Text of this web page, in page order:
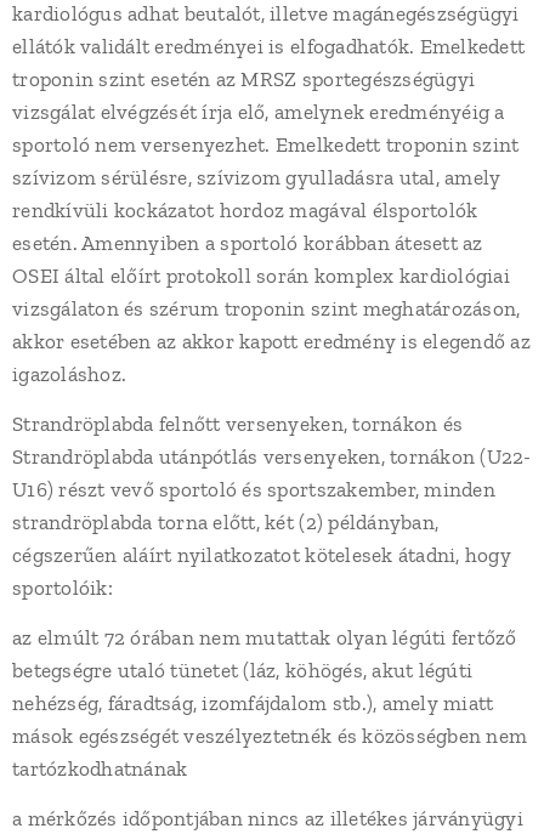
kardiológus adhat beutalót, illetve magánegészségügyi
ellátók validált eredményei is elfogadhatók. Emelkedett
troponin szint esetén az MRSZ sportegészségügyi
vizsgálat elvégzését írja elő, amelynek eredményéig a
sportoló nem versenyezhet. Emelkedett troponin szint
szívizom sérülésre, szívizom gyulladásra utal, amely
rendkívüli kockázatot hordoz magával élsportolók
esetén. Amennyiben a sportoló korábban átesett az
OSEI által előírt protokoll során komplex kardiológiai
vizsgálaton és szérum troponin szint meghatározáson,
akkor esetében az akkor kapott eredmény is elegendő az
igazoláshoz.
Strandröplabda felnőtt versenyeken, tornákon és
Strandröplabda utánpótlás versenyeken, tornákon (U22-
U16) részt vevő sportoló és sportszakember, minden
strandröplabda torna előtt, két (2) példányban,
cégszerűen aláírt nyilatkozatot kötelesek átadni, hogy
sportolóik:
az elmúlt 72 órában nem mutattak olyan légúti fertőző
betegségre utaló tünetet (láz, köhögés, akut légúti
nehézség, fáradtság, izomfájdalom stb.), amely miatt
mások egészségét veszélyeztetnék és közösségben nem
tartózkodhatnának
a mérkőzés időpontjában nincs az illetékes járványügyi